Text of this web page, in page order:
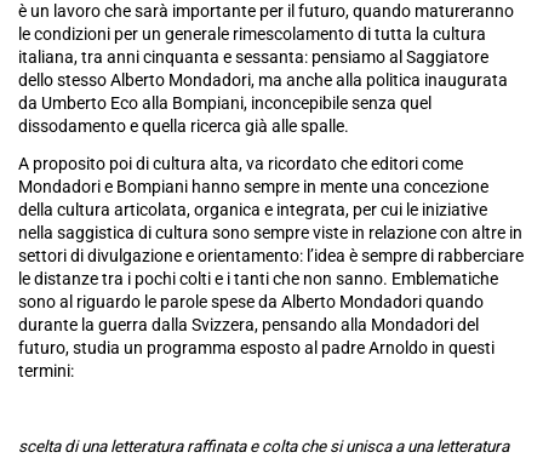
è un lavoro che sarà importante per il futuro, quando matureranno
le condizioni per un generale rimescolamento di tutta la cultura
italiana, tra anni cinquanta e sessanta: pensiamo al Saggiatore
dello stesso Alberto Mondadori, ma anche alla politica inaugurata
da Umberto Eco alla Bompiani, inconcepibile senza quel
dissodamento e quella ricerca già alle spalle.
A proposito poi di cultura alta, va ricordato che editori come
Mondadori e Bompiani hanno sempre in mente una concezione
della cultura articolata, organica e integrata, per cui le iniziative
nella saggistica di cultura sono sempre viste in relazione con altre in
settori di divulgazione e orientamento: l’idea è sempre di rabberciare
le distanze tra i pochi colti e i tanti che non sanno. Emblematiche
sono al riguardo le parole spese da Alberto Mondadori quando
durante la guerra dalla Svizzera, pensando alla Mondadori del
futuro, studia un programma esposto al padre Arnoldo in questi
termini:
scelta di una letteratura raffinata e colta che si unisca a una letteratura